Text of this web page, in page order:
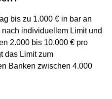
bis zu 1.000 € in bar an
individuellem Limit und
2.000 bis 10.000 € pro
das Limit zum
Banken zwischen 4.000